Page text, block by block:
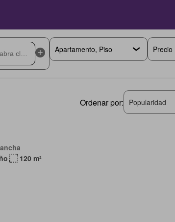
Precio
Ordenar por: Popularidad
120 m²